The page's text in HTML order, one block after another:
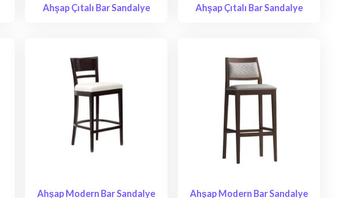
Ahşap Çıtalı Bar Sandalye Ahşap Çıtalı Bar Sandalye
Ahşap Modern Bar Sandalye Ahşap Modern Bar Sandalye